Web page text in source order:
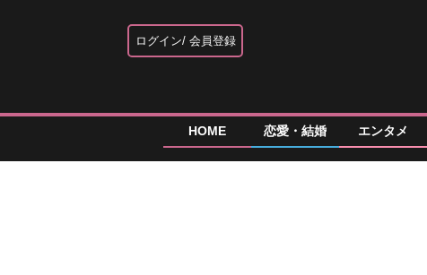
ログイン 会員登録
HOME 恋愛・結婚 エンタメ